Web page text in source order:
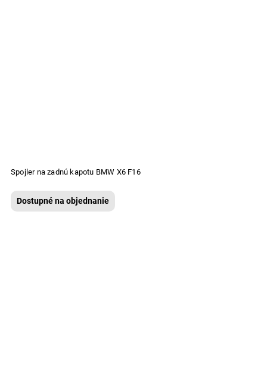
Spojler na zadnú kapotu BMW X6 F16
Dostupné na objednanie